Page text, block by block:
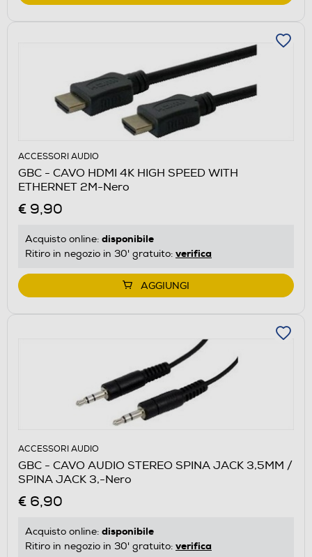
ACCESSORI AUDIO
GBC - CAVO HDMI 4K HIGH SPEED WITH
ETHERNET 2M-Nero
€ 9,90
Acquisto online: disponibile
Ritiro in negozio in 30' gratuito: verifica
AGGIUNGI
ACCESSORI AUDIO
GBC - CAVO AUDIO STEREO SPINA JACK 3,5MM /
SPINA JACK 3,-Nero
€ 6,90
Acquisto online: disponibile
Ritiro in negozio in 30' gratuito: verifica